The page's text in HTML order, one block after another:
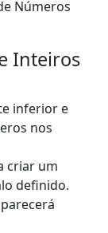
Números
Inteiros
inferior e
nos
criar um
definido.